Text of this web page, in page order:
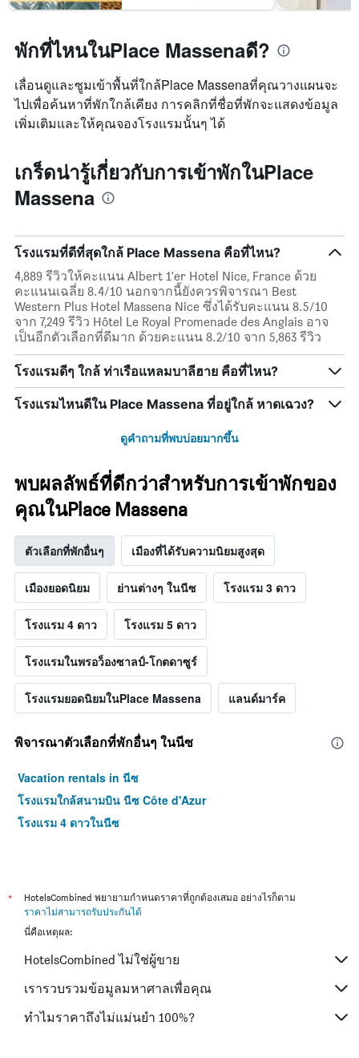
พักที่ไหนในPlace Massenaดี?
เลื่อนดูและซูมเข้าพื้นที่ใกล้Place Massenaที่คุณวางแผนจะ
ไปเพื่อค้นหาที่พักใกล้เคียง การคลิกที่ชื่อที่พักจะแสดงข้อมูล
เพิ่มเติมและให้คุณจองโรงแรมนั้นๆ ได้
เกร็ดน่ารู้เกี่ยวกับการเข้าพักในPlace
Massena
โรงแรมที่ดีที่สุดใกล้ Place Massena คือที่ไหน?
4,889 รีวิวให้คะแนน Albert 1'er Hotel Nice, France ด้วย
คะแนนเฉลี่ย 8.4/10 นอกจากนี้ยังควรพิจารณา Best
Western Plus Hotel Massena Nice ซึ่งได้รับคะแนน 8.5/10
จาก 7,249 รีวิว Hôtel Le Royal Promenade des Anglais อาจ
เป็นอีกตัวเลือกที่ดีมาก ด้วยคะแนน 8.2/10 จาก 5,863 รีวิว
โรงแรมดีๆ ใกล้ ท่าเรือแหลมบาลีฮาย คือที่ไหน?
โรงแรมไหนดีใน Place Massena ที่อยู่ใกล้ หาดเฉวง?
ดูคำถามที่พบบ่อยมากขึ้น
พบผลลัพธ์ที่ดีกว่าสำหรับการเข้าพักของ
คุณในPlace Massena
ตัวเลือกที่พักอื่นๆ เมืองที่ได้รับความนิยมสูงสุด
เมืองยอดนิยม ย่านต่างๆ ในนีซ โรงแรม 3 ดาว
โรงแรม 4 ดาว โรงแรม 5 ดาว
โรงแรมในพรอว็องซาลป์-โกตดาซูร์
โรงแรมยอดนิยมในPlace Massena แลนด์มาร์ค
พิจารณาตัวเลือกที่พักอื่นๆ ในนีซ
Vacation rentals in นีซ
โรงแรมใกล้สนามบิน นีซ Côte d'Azur
โรงแรม 4 ดาวในนีซ
*
HotelsCombined พยายามกำหนดราคาที่ถูกต้องเสมอ อย่างไรก็ตาม
ราคาไม่สามารถรับประกันได้
นี่คือเหตุผล:
HotelsCombined ไม่ใช่ผู้ขาย
เรารวบรวมข้อมูลมหาศาลเพื่อคุณ
ทำไมราคาถึงไม่แม่นยำ 100%?